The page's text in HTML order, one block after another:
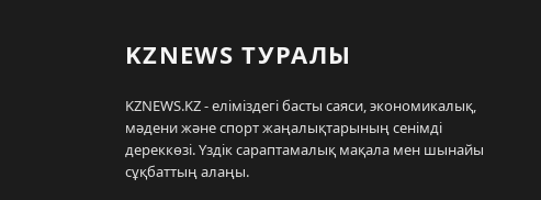
KZNEWS ТУРАЛЫ
KZNEWS.KZ - еліміздегі басты саяси, экономикалық,
мәдени және спорт жаңалықтарының сенімді
дереккөзі. Үздік сараптамалық мақала мен шынайы
сұқбаттың алаңы.